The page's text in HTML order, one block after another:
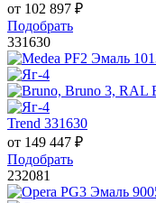
от 102 897 ₽
Подобрать
331630
Trend 331630
от 149 447 ₽
Подобрать
232081